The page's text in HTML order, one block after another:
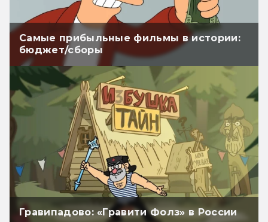
Самые прибыльные фильмы в истории:
бюджет/сборы
Гравипадово: «Гравити Фолз» в России